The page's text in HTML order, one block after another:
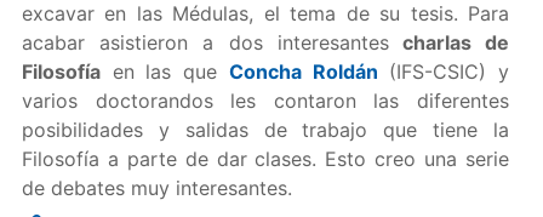
excavar en las Médulas, el tema de su tesis. Para
acabar asistieron a dos interesantescharlas de
Filosofíaen las que Concha Roldán (IFS-CSIC) y
varios doctorandos les contaron las diferentes
posibilidades y salidas de trabajo que tiene la
Filosofía a parte de dar clases. Esto creo una serie
de debates muy interesantes.